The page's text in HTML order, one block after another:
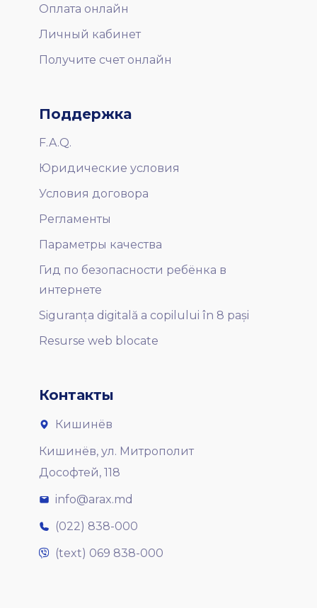
Оплата онлайн
Личный кабинет
Получите счет онлайн
Поддержка
F.A.Q.
Юридические условия
Условия договора
Регламенты
Параметры качества
Гид по безопасности ребёнка в
интернете
Siguranța digitală a copilului în 8 pași
Resurse web blocate
Контакты
Кишинёв
Кишинёв, ул. Митрополит
Дософтей, 118
info@arax.md
(022) 838-000
(text) 069 838-000